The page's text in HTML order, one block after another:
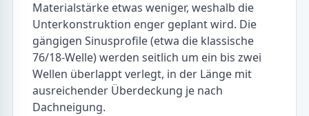
Materialstärke etwas weniger, weshalb die
Unterkonstruktion enger geplant wird. Die
gängigen Sinusprofile (etwa die klassische
76/18-Welle) werden seitlich um ein bis zwei
Wellen überlappt verlegt, in der Länge mit
ausreichender Überdeckung je nach
Dachneigung.